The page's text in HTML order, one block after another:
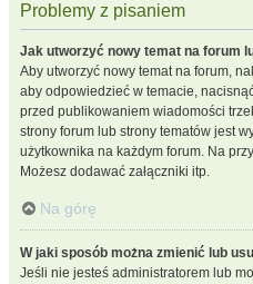
Problemy z pisaniem
Jak utworzyć nowy temat na forum
Aby utworzyć nowy temat na forum,
aby odpowiedzieć w temacie,
przed publikowaniem wiadomości
strony forum lub strony tematów jest
użytkownika na każdym forum. Na
Możesz dodawać załączniki itp.
Na górę
W jaki sposób można zmienić lub
Jeśli nie jesteś administratorem lub